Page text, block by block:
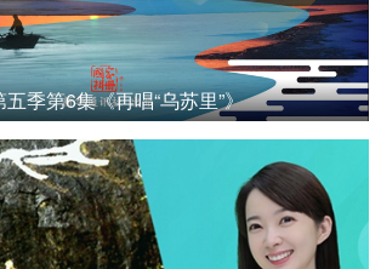
季第6集《再唱“乌苏里”》